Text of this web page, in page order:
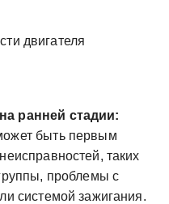
двигателя
ранней стадии:
быть первым
таких
проблемы с
системой зажигания.